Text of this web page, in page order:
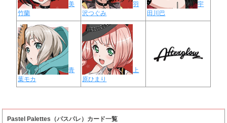
美
竹蘭
羽
沢つぐみ
宇
田川巴
青
葉モカ
上
原ひまり
Pastel Palettes（パスパレ）カード一覧